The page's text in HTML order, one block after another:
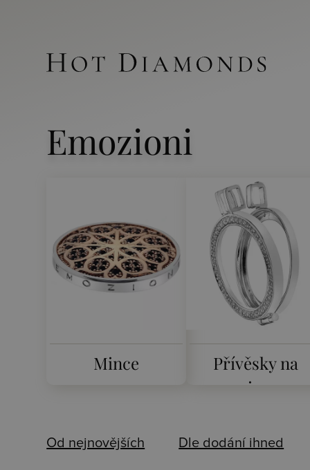
Emozioni
Mince
Přívěsky na
mince
Od nejnovějších Dle dodání ihned